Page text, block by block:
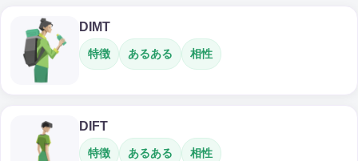
DIMT
特徴 あるある 相性
DIFT
特徴 あるある 相性